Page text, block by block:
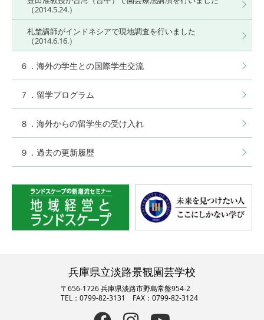
（2014.5.24.）
札埜講師がインドネシアで現地調査を行いました
（2014.6.16.）
６．海外の学生との国際学生交流
７．留学プログラム
８．海外からの留学生の受け入れ
９．過去の更新履歴
兵庫県立淡路景観園芸学校
〒656-1726 兵庫県淡路市野島常盤954-2
TEL：0799-82-3131 FAX：0799-82-3124